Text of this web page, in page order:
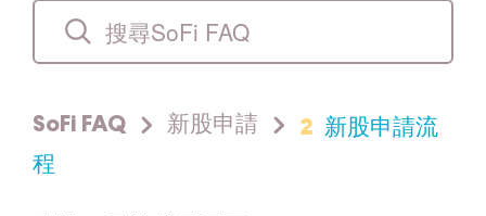
SoFi FAQ 新股申請 2 新股申請流
程